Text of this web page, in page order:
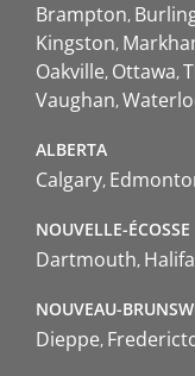
Brampton
Kingston
Oakville Ottawa
Vaughan
ALBERTA
Calgary
NOUVELLE-ÉCOSSE
Dartmouth
NOUVEAU-
Dieppe